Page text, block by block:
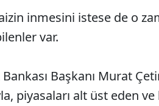
inmesini istese de o
var.
Başkanı Murat
piyasaları alt üst eden